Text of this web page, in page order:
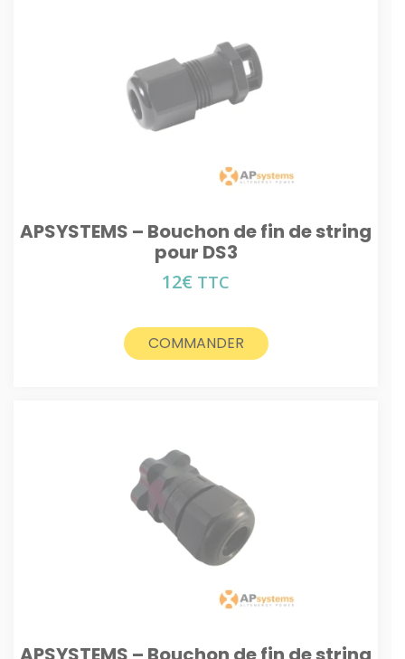
APSYSTEMS – Bouchon de fin de string
pour DS3
12€ TTC
COMMANDER